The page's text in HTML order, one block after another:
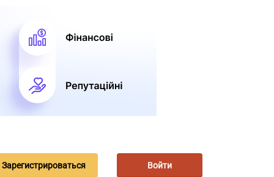
Зарегистрироваться Войти